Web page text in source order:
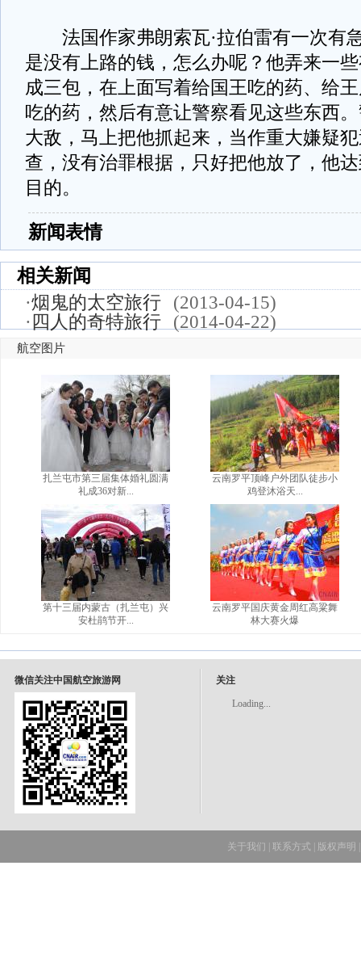
法国作家弗朗索瓦·拉伯雷有一次有
是没有上路的钱，怎么办呢？他弄来一
成三包，在上面写着给国王吃的药、给
吃的药，然后有意让警察看见这些东西
大敌，马上把他抓起来，当作重大嫌疑
查，没有治罪根据，只好把他放了，他
目的。
新闻表情
相关新闻
·烟鬼的太空旅行
(2013-04-15)
·四人的奇特旅行 (2014-04-22)
航空图片
扎兰屯市第三届集体婚礼圆满
礼成36对新...
第十三届内蒙古（扎兰屯）兴
安杜鹃节开...
云南罗平顶峰户外团队徒步小
鸡登沐浴天...
云南罗平国庆黄金周红高粱舞
林大赛火爆
微信关注中国航空旅游网 关注
Loading...
关于我们 联系方式 版权声明